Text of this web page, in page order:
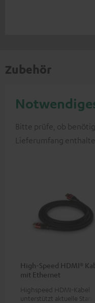
Zubehör
Bitte prüfe, ob
Lieferumfang
High-Speed HDMI®
mit Ethernet
Highspeed HDMI-Kabel
unterstützt aktuelle